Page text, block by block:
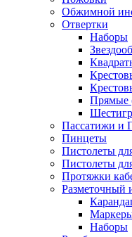
Обжимной
Отвертки
Наборы
Прямые
Пассатижи и
Пинцеты
Пистолеты
Пистолеты
Протяжки
Разметочный
Наборы